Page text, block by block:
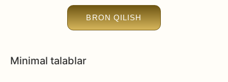
BRON QILISH
Minimal talablar